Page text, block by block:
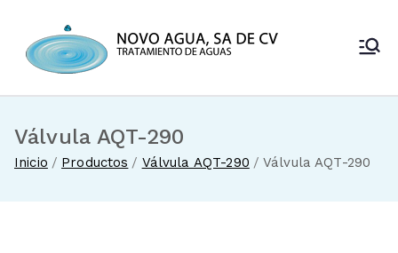
contenido
Novo Agua
Válvula AQT-290
Inicio Productos Válvula AQT-290 Válvula AQT-290